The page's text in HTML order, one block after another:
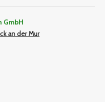
GmbH
an der Mur